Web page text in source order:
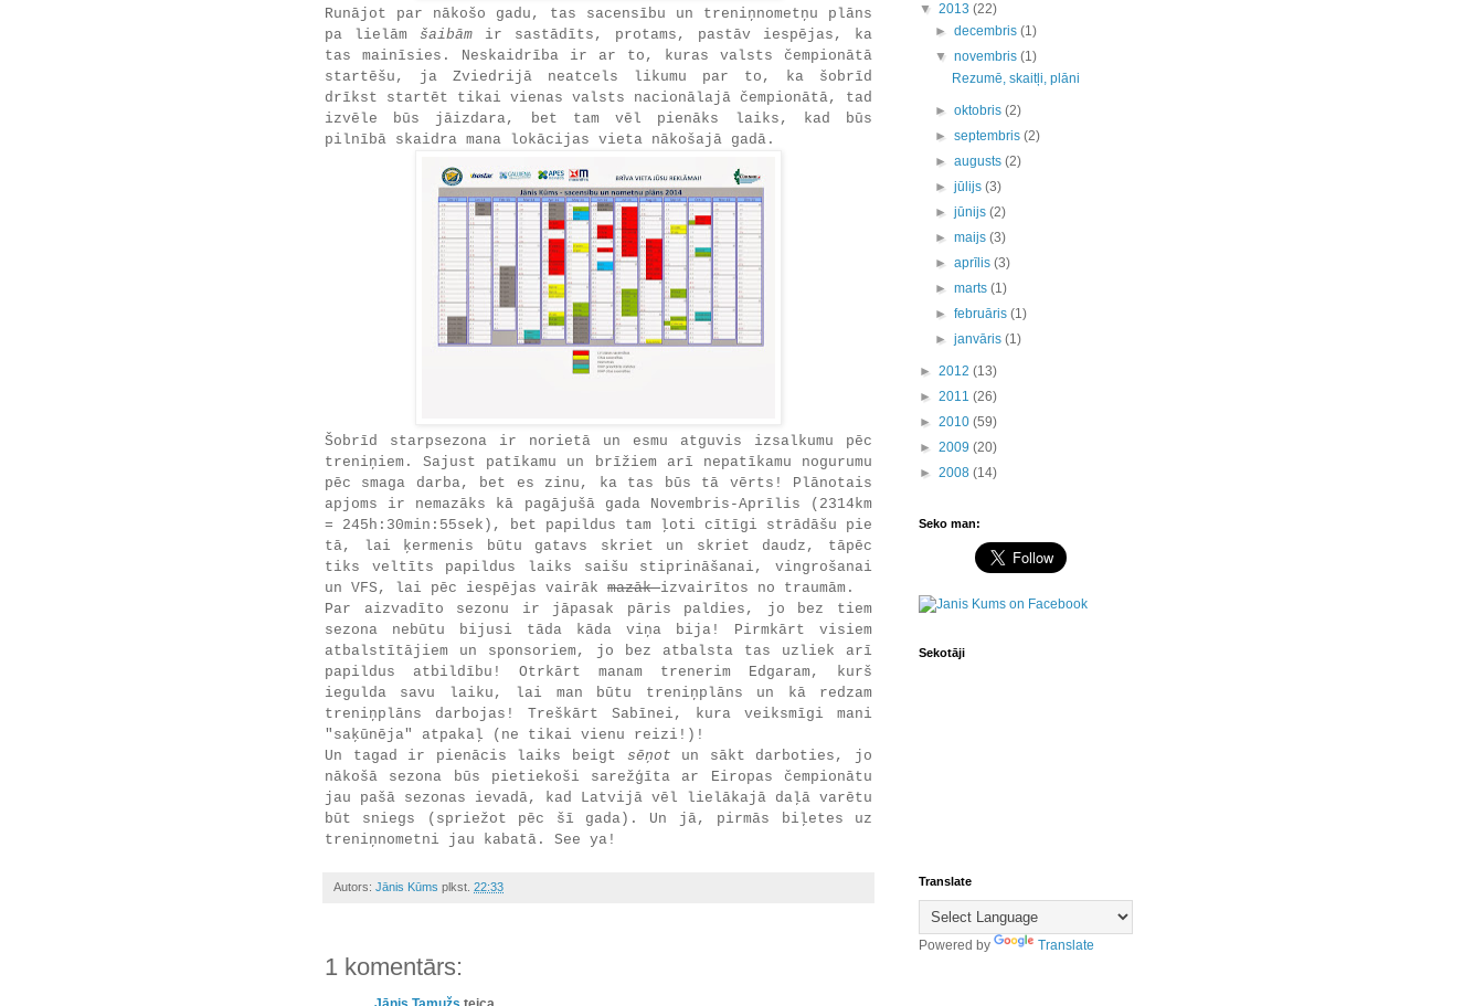
Runājot par nākošo gadu, tas sacensību un treniņnometņu plāns
pa lielām šaibām ir sastādīts, protams, pastāv iespējas, ka
tas mainīsies. Neskaidrība ir ar to, kuras valsts čempionātā
startēšu, ja Zviedrijā neatcels likumu par to, ka šobrīd
drīkst startēt tikai vienas valsts nacionālajā čempionātā, tad
izvēle būs jāizdara, bet tam vēl pienāks laiks, kad būs
pilnībā skaidra mana lokācijas vieta nākošajā gadā.
Šobrīd starpsezona ir norietā un esmu atguvis izsalkumu pēc
treniņiem. Sajust patīkamu un brīžiem arī nepatīkamu nogurumu
pēc smaga darba, bet es zinu, ka tas būs tā vērts! Plānotais
apjoms ir nemazāks kā pagājušā gada Novembris-Aprīlis (2314km
= 245h:30min:55sek), bet papildus tam ļoti cītīgi strādāšu pie
tā, lai ķermenis būtu gatavs skriet un skriet daudz, tāpēc
tiks veltīts papildus laiks saišu stiprināšanai, vingrošanai
un VFS, lai pēc iespējas vairāk mazākizvairītos no traumām.
Par aizvadīto sezonu ir jāpasak pāris paldies, jo bez tiem
sezona nebūtu bijusi tāda kāda viņa bija! Pirmkārt visiem
atbalstītājiem un sponsoriem, jo bez atbalsta tas uzliek arī
papildus atbildību! Otrkārt manam trenerim Edgaram, kurš
iegulda savu laiku, lai man būtu treniņplāns un kā redzam
treniņplāns darbojas! Treškārt Sabīnei, kura veiksmīgi mani
"saķūnēja" atpakaļ (ne tikai vienu reizi!)!
Un tagad ir pienācis laiks beigt sēņot un sākt darboties, jo
nākošā sezona būs pietiekoši sarežģīta ar Eiropas čempionātu
jau pašā sezonas ievadā, kad Latvijā vēl lielākajā daļā varētu
būt sniegs (spriežot pēc šī gada). Un jā, pirmās biļetes uz
treniņnometni jau kabatā. See ya!
Autors: Jānis Kūms plkst. 22:33
1 komentārs:
▼ 2013 (22)
►decembris(1)
▼novembris(1)
Rezumē, skaitļi, plāni
►oktobris(2)
►septembris(2)
►augusts(2)
►jūlijs(3)
►jūnijs(2)
►maijs(3)
►aprīlis(3)
►marts(1)
►februāris(1)
►janvāris(1)
► 2012 (13)
► 2011 (26)
► 2010 (59)
► 2009 (20)
► 2008 (14)
Seko man:
Sekotāji
Translate
Powered by Translate